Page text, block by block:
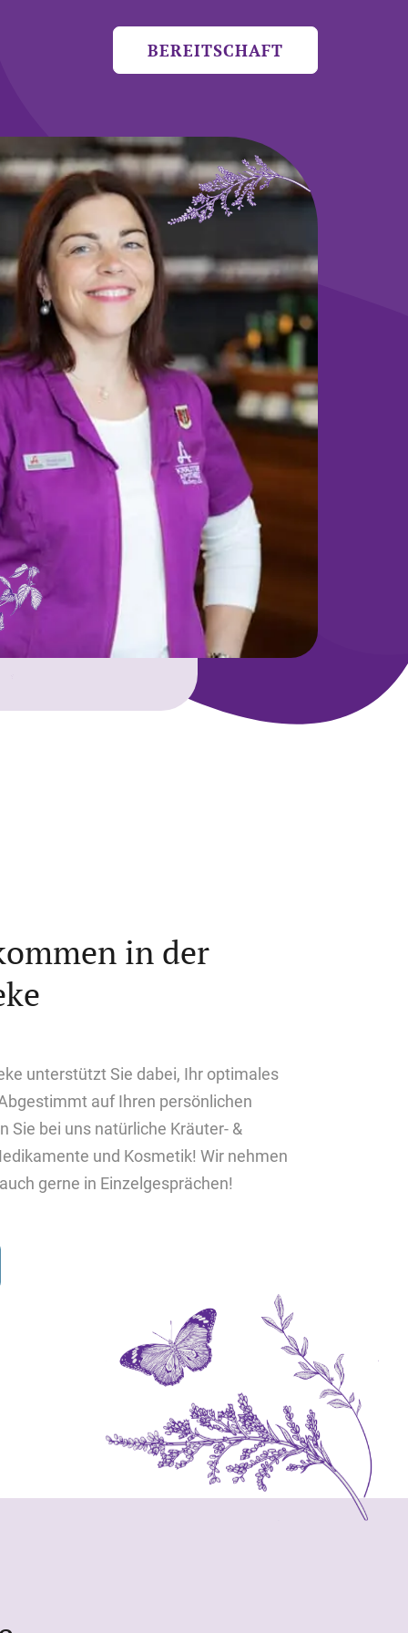
BEREITSCHAFT
in der
unterstützt Sie dabei, Ihr optimales
auf Ihren persönlichen
Sie bei uns natürliche Kräuter- &
und Kosmetik! Wir nehmen
gerne in Einzelgesprächen!